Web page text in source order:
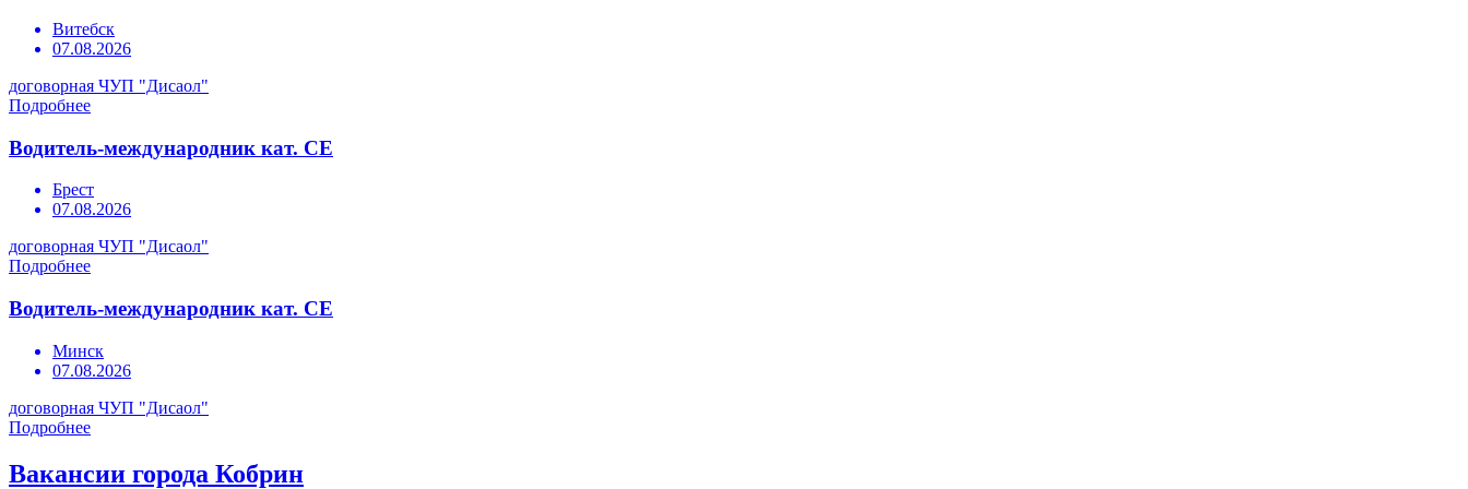
Витебск
07.08.2026
договорная ЧУП "Дисаол"
Подробнее
Водитель-международник кат. СЕ
Брест
07.08.2026
договорная ЧУП "Дисаол"
Подробнее
Водитель-международник кат. СЕ
Минск
07.08.2026
договорная ЧУП "Дисаол"
Подробнее
Вакансии города Кобрин